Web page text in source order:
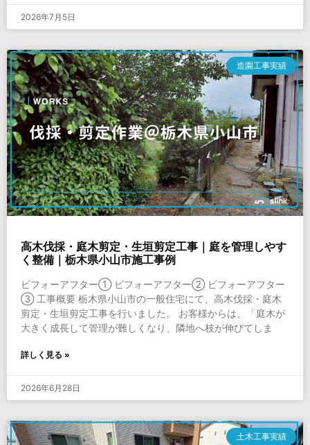
2026年7月5日
造園工事実績
高木伐採・庭木剪定・生垣剪定工事｜庭を管理しやす
く整備｜栃木県小山市施工事例
ビフォーアフター① ビフォーアフター② ビフォーアフター
③ 工事概要 栃木県小山市の一般住宅にて、高木伐採・庭木
剪定・生垣剪定工事を行いました。 お客様からは、「庭木が
大きく成長して管理が難しくなり、隣地へ枝が伸びてしま
詳しく見る »
2026年6月28日
土木工事実績